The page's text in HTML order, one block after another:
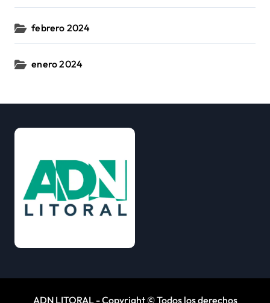
febrero 2024
enero 2024
ADN LITORAL - Copyright © Todos los derechos